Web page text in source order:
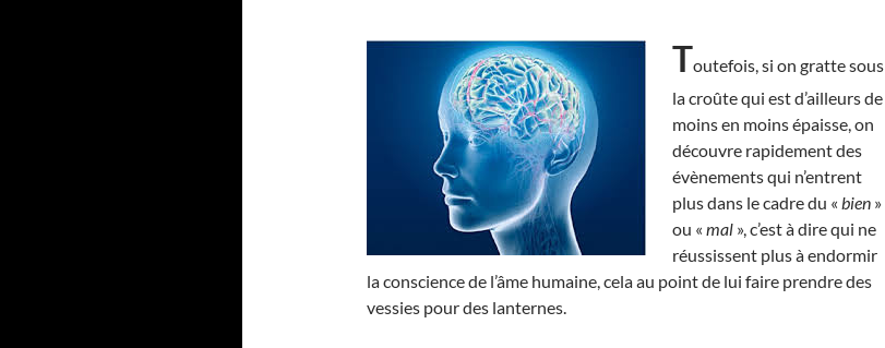
Toutefois, si on gratte sous
la croûte qui est d’ailleurs de
moins en moins épaisse, on
découvre rapidement des
évènements qui n’entrent
plus dans le cadre du « bien »
ou « mal », c’est à dire qui ne
réussissent plus à endormir
la conscience de l’âme humaine, cela au point de lui faire prendre des
vessies pour des lanternes.